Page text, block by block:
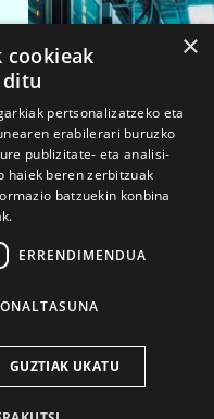
2026ko mar. 1a
×
cookieak
pertsonalizatzeko eta
erabilerari buruzko
publizitate- eta analisi-
haiek beren zerbitzuak
batzuekin konbina
ERRENDIMENDUA
GUZTIAK UKATU